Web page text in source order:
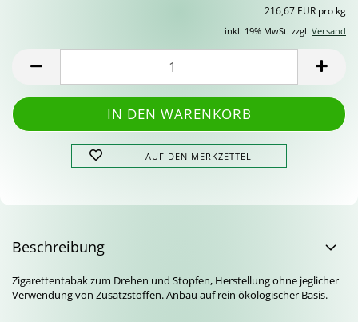
216,67 EUR pro kg
inkl. 19% MwSt. zzgl. Versand
AUF DEN MERKZETTEL
Beschreibung
Zigarettentabak zum Drehen und Stopfen, Herstellung ohne jeglicher
Verwendung von Zusatzstoffen. Anbau auf rein ökologischer Basis.